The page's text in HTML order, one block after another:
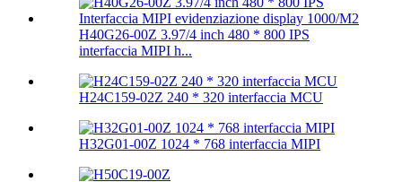
H40G26-00Z 3.97/4 inch 480 * 800 IPS
interfaccia MIPI h...
H24C159-02Z 240 * 320 interfaccia MCU
H32G01-00Z 1024 * 768 interfaccia MIPI